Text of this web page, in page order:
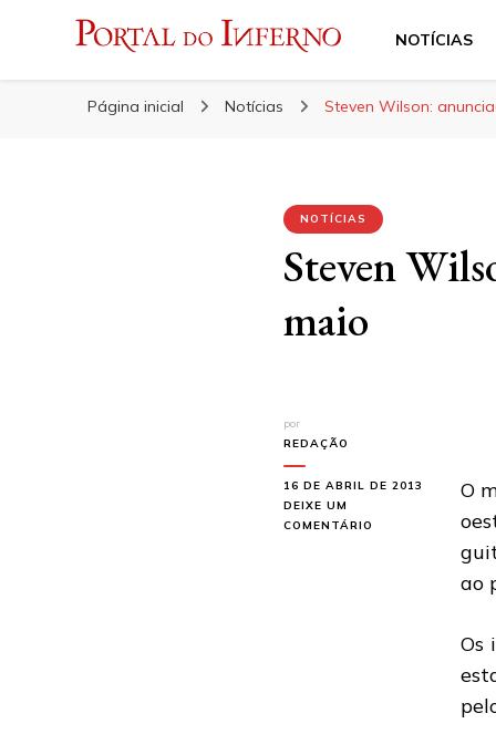
Portal do Inferno
NOTÍCIAS
Página inicial Notícias Steven Wilson:
NOTÍCIAS
Steven
maio
por
REDAÇÃO
16 DE ABRIL DE 2013
DEIXE UM
COMENTÁRIO
O
ao
Os